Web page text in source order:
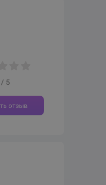
5
отзыв